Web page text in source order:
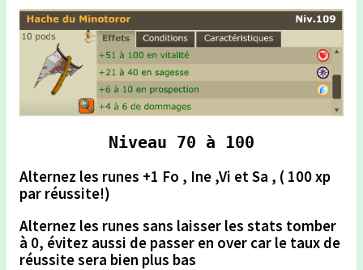
Niveau 70 à 100
Alternez les runes +1 Fo , Ine ,Vi et Sa , ( 100 xp
par réussite!)
Alternez les runes sans laisser les stats tomber
à 0, évitez aussi de passer en over car le taux de
réussite sera bien plus bas